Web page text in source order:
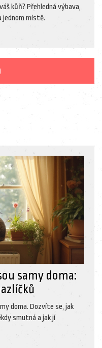
kůň? Přehledná výbava,
jednom místě.
samy doma:
doma. Dozvíte se, jak
smutná a jak jí